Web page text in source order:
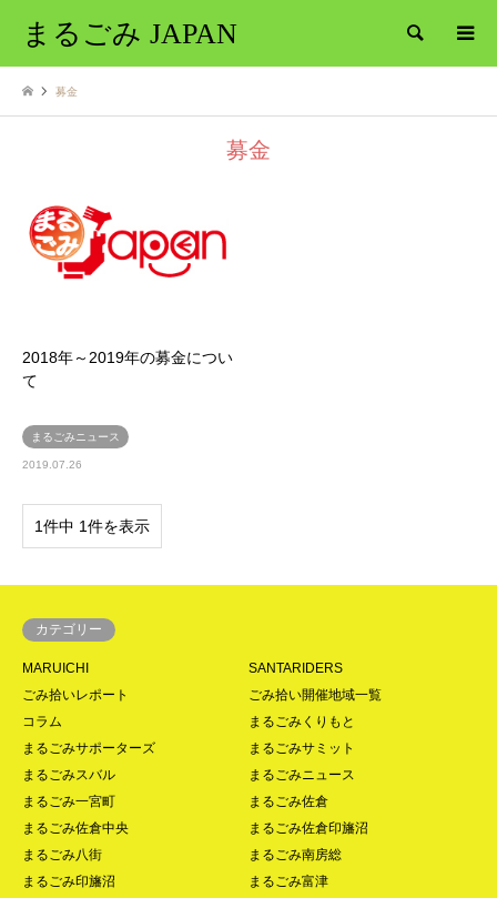
まるごみ JAPAN 検索
募金
募金
2018年～2019年の募金につい
て
まるごみニュース
2019.07.26
1件中 1件を表示
カテゴリー
MARUICHI
SANTARIDERS
ごみ拾いレポート
ごみ拾い開催地域一覧
コラム
まるごみくりもと
まるごみサポーターズ
まるごみサミット
まるごみスバル
まるごみニュース
まるごみ一宮町
まるごみ佐倉
まるごみ佐倉中央
まるごみ佐倉印旛沼
まるごみ八街
まるごみ南房総
まるごみ印旛沼
まるごみ富津